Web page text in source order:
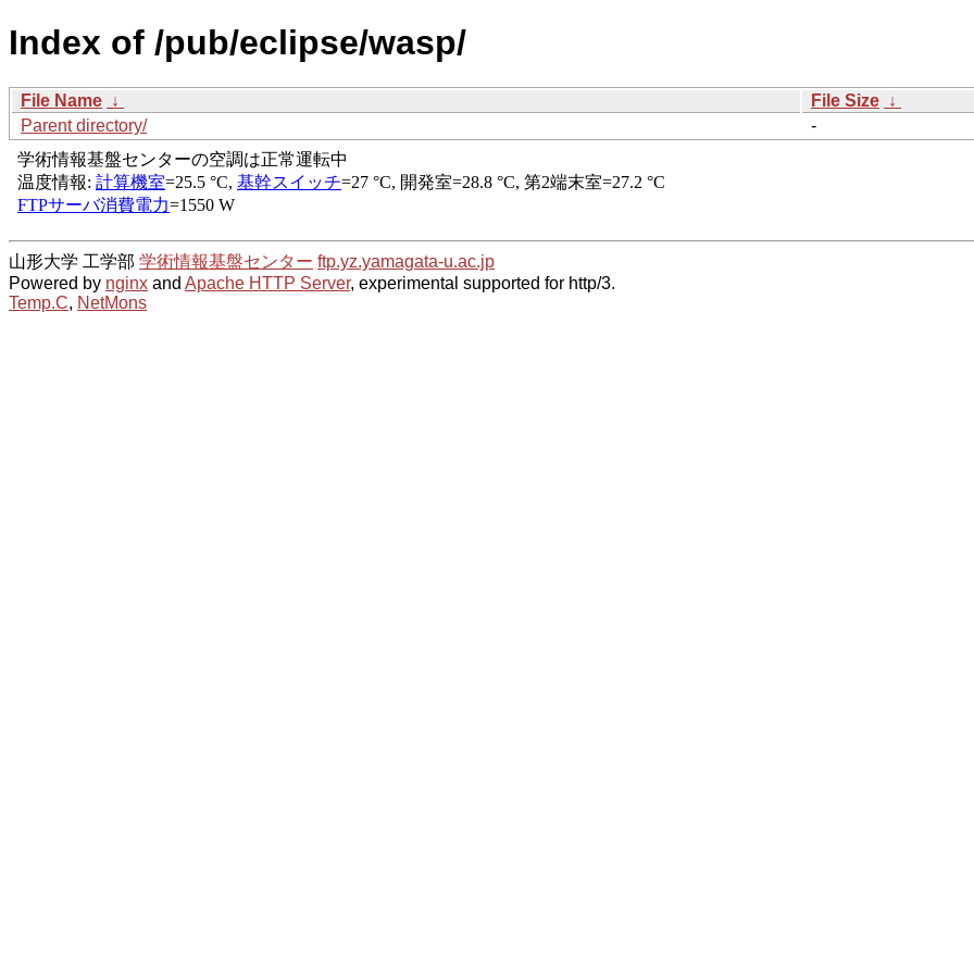
Index of /pub/eclipse/wasp/
File Name ↓ File Size ↓
Parent directory/
-
山形大学 工学部 学術情報基盤センター ftp.yz.yamagata-u.ac.jp
Powered by nginx and Apache HTTP Server, experimental supported for http/3.
Temp.C, NetMons